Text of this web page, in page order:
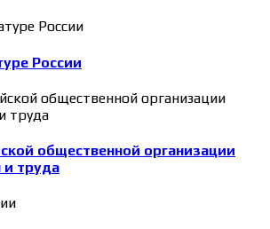
России
общественной организации
и труда